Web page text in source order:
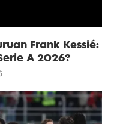
Frank Kessié:
A 2026?